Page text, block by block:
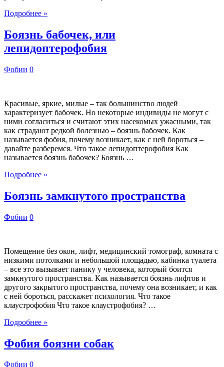
Подробнее »
Боязнь бабочек, или
лепидоптерофобия
Фобии 0
Красивые, яркие, милые – так большинство людей
характеризует бабочек. Но некоторые индивиды не могут с
ними согласиться и считают этих насекомых ужасными, так
как страдают редкой болезнью – боязнь бабочек. Как
называется фобия, почему возникает, как с ней бороться –
давайте разберемся. Что такое лепидоптерофобия Как
называется боязнь бабочек? Боязнь …
Подробнее »
Боязнь замкнутого пространства
Фобии 0
Помещение без окон, лифт, медицинский томограф, комната с
низкими потолками и небольшой площадью, кабинка туалета
– все это вызывает панику у человека, который боится
замкнутого пространства. Как называется боязнь лифтов и
другого закрытого пространства, почему она возникает, и как
с ней бороться, расскажет психология. Что такое
клаустрофобия Что такое клаустрофобия? …
Подробнее »
Фобия боязни собак
Фобии 0